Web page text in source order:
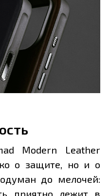
Modern Leather
о защите, но и о
до мелочей: